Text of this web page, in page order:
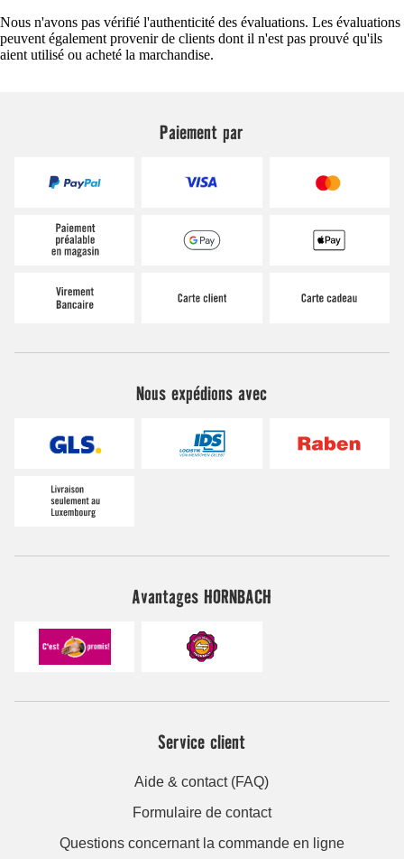
Nous n'avons pas vérifié l'authenticité des évaluations. Les évaluations
peuvent également provenir de clients dont il n'est pas prouvé qu'ils
aient utilisé ou acheté la marchandise.
Paiement par
Nous expédions avec
Avantages HORNBACH
Service client
Aide & contact (FAQ)
Formulaire de contact
Questions concernant la commande en ligne